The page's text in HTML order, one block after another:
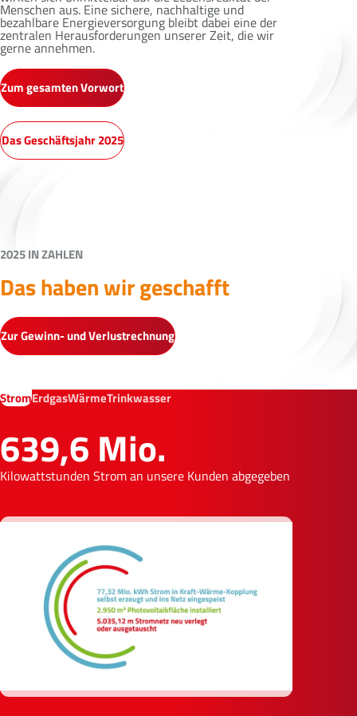
Menschen aus. Eine sichere, nachhaltige und
bezahlbare Energieversorgung bleibt dabei eine der
zentralen Herausforderungen unserer Zeit, die wir
gerne annehmen.
Zum gesamten Vorwort
Das Geschäftsjahr 2025
2025 IN ZAHLEN
Das haben wir geschafft
Zur Gewinn- und Verlustrechnung
StromErdgasWärmeTrinkwasser
639,6 Mio.
Kilowattstunden Strom an unsere Kunden abgegeben